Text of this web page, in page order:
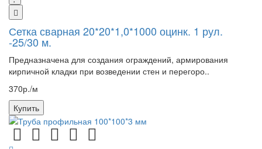
Сетка сварная 20*20*1,0*1000 оцинк. 1 рул.
-25/30 м.
Предназначена для создания ограждений, армирования
кирпичной кладки при возведении стен и перегоро..
370р./м
Купить